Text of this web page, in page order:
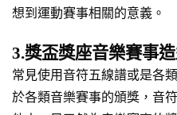
想到運動賽事相關的意義。
3.獎盃獎座音樂賽事
常見使用音符五線譜或是各
於各類音樂賽事的頒獎，音